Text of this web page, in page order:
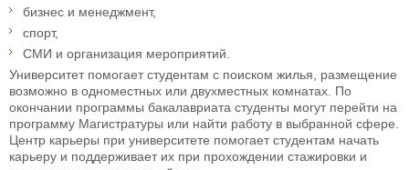
бизнес и менеджмент,
спорт,
СМИ и организация мероприятий.
Университет помогает студентам с поиском жилья, размещение
возможно в одноместных или двухместных комнатах. По
окончании программы бакалавриата студенты могут перейти на
программу Магистратуры или найти работу в выбранной сфере.
Центр карьеры при университете помогает студентам начать
карьеру и поддерживает их при прохождении стажировки и